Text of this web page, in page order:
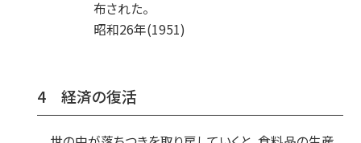
布された。
昭和26年(1951)
4 経済の復活